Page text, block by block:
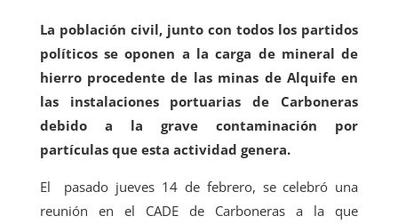
La población civil, junto con todos los partidos
políticos se oponen a la carga de mineral de
hierro procedente de las minas de Alquife en
las instalaciones portuarias de Carboneras
debido a la grave contaminación por
partículas que esta actividad genera.
El pasado jueves 14 de febrero, se celebró una
reunión en el CADE de Carboneras a la que